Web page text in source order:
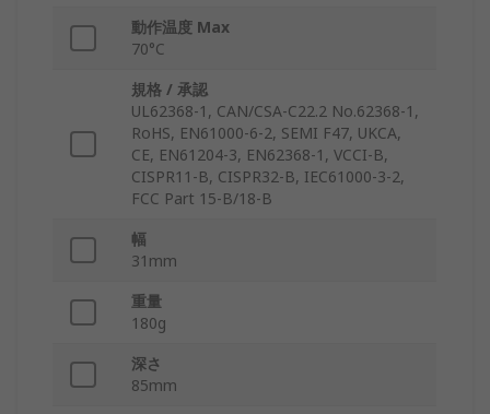
動作温度 Max
70°C
規格 / 承認
UL62368-1, CAN/CSA-C22.2 No.62368-1,
RoHS, EN61000-6-2, SEMI F47, UKCA,
CE, EN61204-3, EN62368-1, VCCI-B,
CISPR11-B, CISPR32-B, IEC61000-3-2,
FCC Part 15-B/18-B
幅
31mm
重量
180g
深さ
85mm